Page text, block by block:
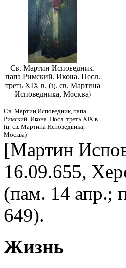
Св. Мартин Исповедник,
папа Римский. Икона. Посл.
треть XIX в. (ц. св. Мартина
Исповедника, Москва)
Св. Мартин Исповедник, папа
Римский. Икона. Посл. треть XIX в.
(ц. св. Мартина Исповедника,
Москва)
[Мартин
16.09.655,
(пам. 14 апр.;
649).
Жизнь